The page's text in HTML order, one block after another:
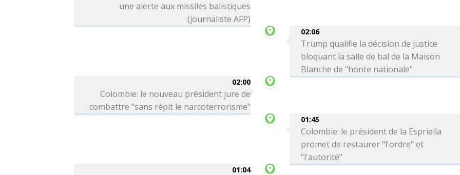
une alerte aux missiles balistiques
(journaliste AFP)
02:06
Trump qualifie la décision de justice
bloquant la salle de bal de la Maison
Blanche de "honte nationale"
02:00
Colombie: le nouveau président jure de
combattre "sans répit le narcoterrorisme"
01:45
Colombie: le président de la Espriella
promet de restaurer "l'ordre" et
"l'autorité"
01:04